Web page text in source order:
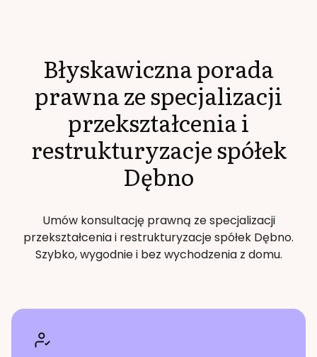
Błyskawiczna porada
prawna ze specjalizacji
przekształcenia i
restrukturyzacje spółek
Dębno
Umów konsultację prawną ze specjalizacji
przekształcenia i restrukturyzacje spółek Dębno.
Szybko, wygodnie i bez wychodzenia z domu.